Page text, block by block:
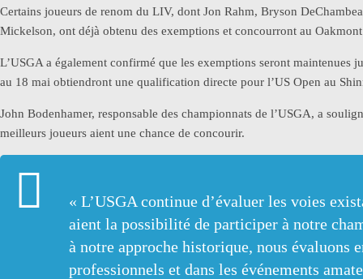
Certains joueurs de renom du LIV, dont Jon Rahm, Bryson
Mickelson, ont déjà obtenu des exemptions et concourront au
L’USGA a également confirmé que les exemptions seront
au 18 mai obtiendront une qualification directe pour l’US Open au
John Bodenhamer, responsable des championnats de l’USGA, a
meilleurs joueurs aient une chance de concourir.
« L’USGA continue d’évaluer les voies
aient la possibilité de participer à notre
à notre approche historique, nous évaluons
professionnels et dans les événements